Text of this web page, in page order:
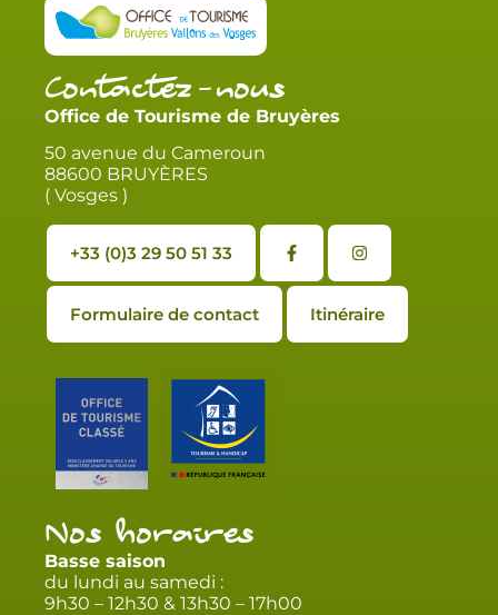
Contactez-nous
Office de Tourisme de Bruyères
50 avenue du Cameroun
88600 BRUYÈRES
( Vosges )
+33 (0)3 29 50 51 33
Formulaire de contact Itinéraire
Nos horaires
Basse saison
du lundi au samedi :
9h30 – 12h30 & 13h30 – 17h00